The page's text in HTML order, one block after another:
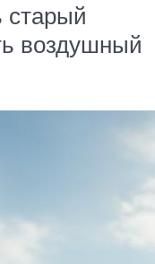
старый
воздушный